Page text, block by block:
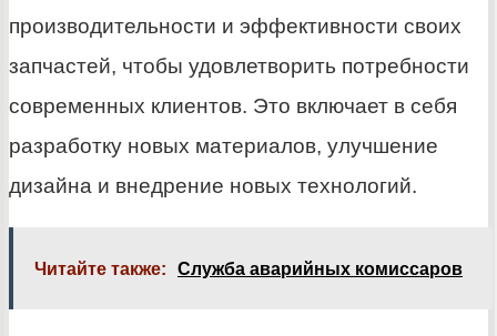
производительности и эффективности своих
запчастей, чтобы удовлетворить потребности
современных клиентов. Это включает в себя
разработку новых материалов, улучшение
дизайна и внедрение новых технологий.
Читайте также: Служба аварийных комиссаров